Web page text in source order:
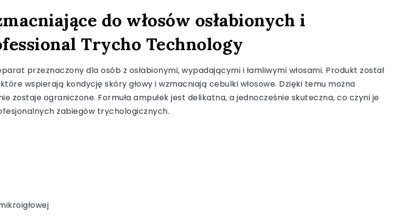
do włosów osłabionych i
Trycho Technology
przeznaczony dla osób z osłabionymi, wypadającymi i łamliwymi włosami. Produkt został
wspierają kondycję skóry głowy i wzmacniają cebulki włosowe. Dzięki temu można
zostaje ograniczone. Formuła ampułek jest delikatna, a jednocześnie skuteczna, co czyni je
zabiegów trychologicznych.